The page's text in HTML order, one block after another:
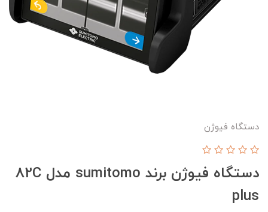
دستگاه فیوژن
دستگاه فیوژن برند sumitomo مدل 82C
plus